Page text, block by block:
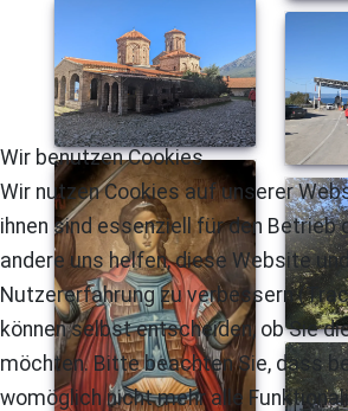
Wir benutzen Cookies
Wir nutzen Cookies auf unserer
ihnen sind essenziell für den Betrieb
andere uns helfen, diese Website
Nutzererfahrung zu verbessern
können selbst entscheiden, ob Sie
möchten. Bitte beachten Sie, dass
womöglich nicht mehr alle